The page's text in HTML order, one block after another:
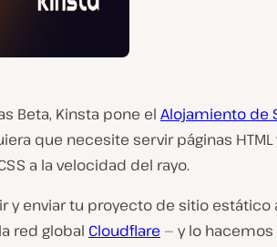
Beta, Kinsta pone el Alojamiento de
que necesite servir páginas
a la velocidad del rayo.
y enviar tu proyecto de sitio estático
red global Cloudflare — y lo hacemos